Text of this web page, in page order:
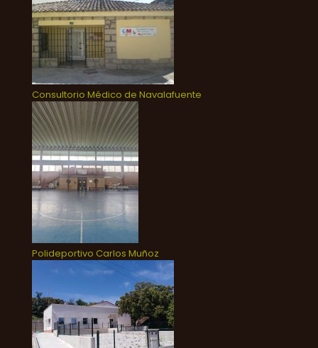
Consultorio Médico de Navalafuente
Polideportivo Carlos Muñoz